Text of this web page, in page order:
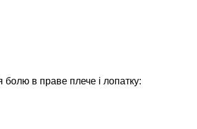
болю в праве плече і лопатку: